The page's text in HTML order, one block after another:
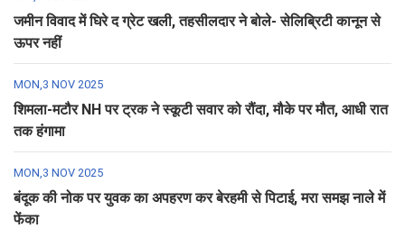
जमीन विवाद में घिरे द ग्रेट खली, तहसीलदार ने बोले- सेलिब्रिटी कानून से
ऊपर नहीं
MON,3 NOV 2025
शिमला-मटौर NH पर ट्रक ने स्कूटी सवार को रौंदा, मौके पर मौत, आधी रात
तक हंगामा
MON,3 NOV 2025
बंदूक की नोक पर युवक का अपहरण कर बेरहमी से पिटाई, मरा समझ नाले में
फेंका